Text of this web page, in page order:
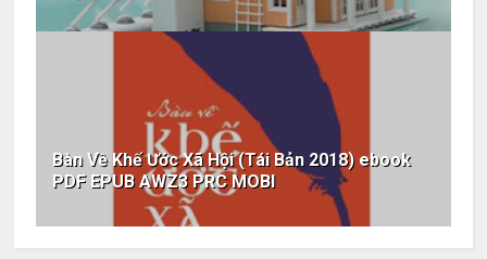
Bàn Về Khế Ước Xã Hội (Tái Bản 2018) ebook
PDF EPUB AWZ3 PRC MOBI